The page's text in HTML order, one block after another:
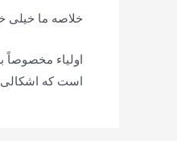
خلاصه ما
اولیاء مخصوصاً
است که اشکالی